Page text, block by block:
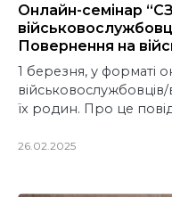
Онлайн-семінар
Повернення на
1 березня, у форматі
їх родин. Про це
26.02.2025